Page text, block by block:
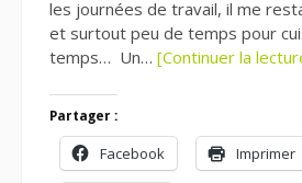
les journées de travail, il me
et surtout peu de temps pour
temps… Un… [Continuer la
Partager :
Facebook Imprimer